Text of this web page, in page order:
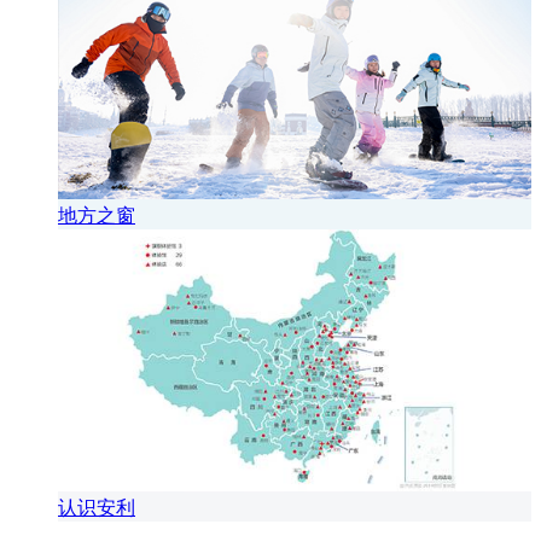
地方之窗
认识安利